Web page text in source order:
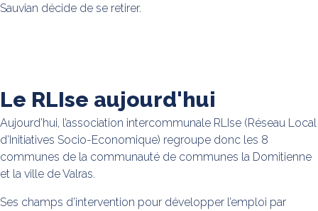
Sauvian décide de se retirer.
Le RLIse aujourd'hui
Aujourd’hui, l’association intercommunale RLIse (Réseau Local
d’Initiatives Socio-Economique) regroupe donc les 8
communes de la communauté de communes la Domitienne
et la ville de Valras.
Ses champs d’intervention pour développer l’emploi par